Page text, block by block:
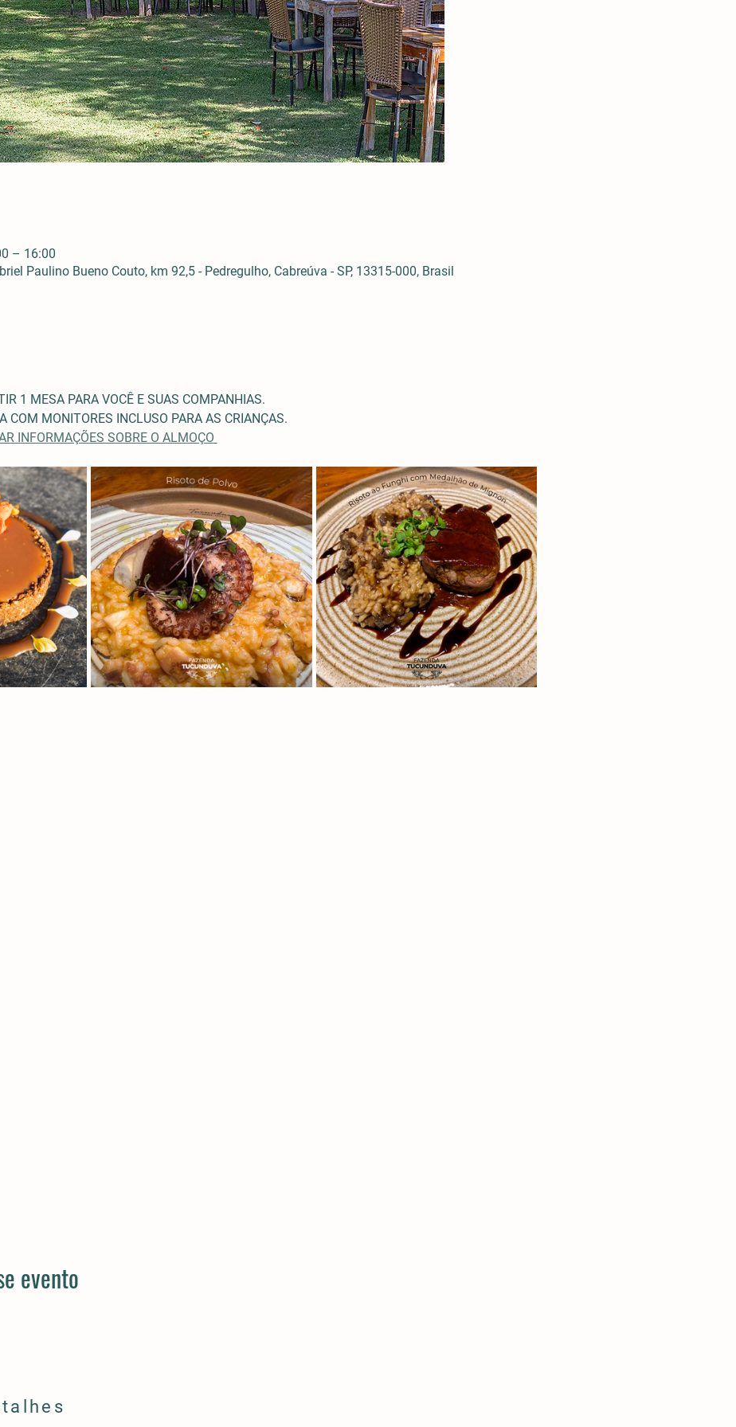
– 16:00
Paulino Bueno Couto, km 92,5 - Pedregulho, Cabreúva - SP, 13315-000, Brasil
1 MESA PARA VOCÊ E SUAS COMPANHIAS.
COM MONITORES INCLUSO PARA AS CRIANÇAS.
INFORMAÇÕES SOBRE O ALMOÇO
evento